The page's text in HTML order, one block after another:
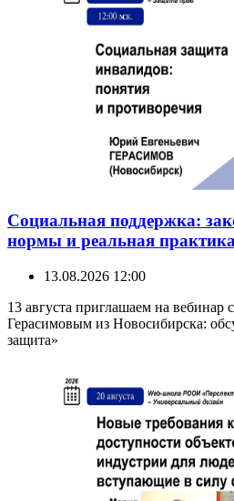
Социальная поддержка:
нормы и реальная практика
13.08.2026 12:00
13 августа приглашаем на
Герасимовым из Новосибирска:
защита»